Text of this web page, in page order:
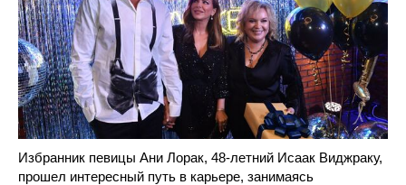
Избранник певицы Ани Лорак, 48-летний Исаак Виджраку,
прошел интересный путь в карьере, занимаясь